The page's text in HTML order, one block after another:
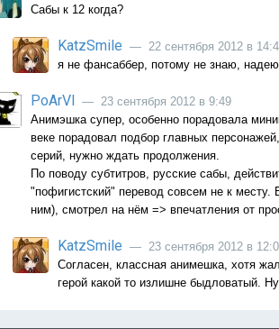
Сабы к 12 когда?
KatzSmile — 22 сентября 2012 в
я не фансаббер, потому не знаю,
PoArVl — 23 сентября 2012 в 9:49
Анимэшка супер, особенно порадовала
веке порадовал подбор главных
серий, нужно ждать продолжения.
По поводу субтитров, русские сабы,
"пофигистский" перевод совсем не к месту.
ним), смотрел на нём => впечатления от
KatzSmile — 23 сентября 2012 в
Согласен, классная анимешка, хотя
герой какой то излишне быдловатый.